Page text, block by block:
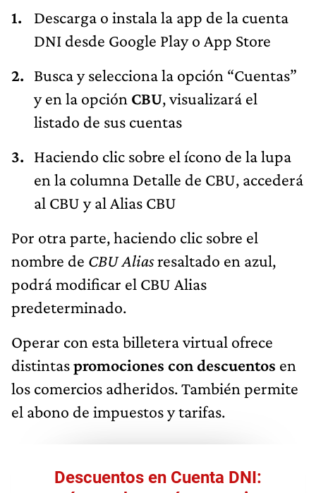
Descarga o instala la app de la cuenta
DNI desde Google Play o App Store
Busca y selecciona la opción “Cuentas”
y en la opción CBU, visualizará el
listado de sus cuentas
Haciendo clic sobre el ícono de la lupa
en la columna Detalle de CBU, accederá
al CBU y al Alias CBU
Por otra parte, haciendo clic sobre el
nombre de CBU Aliasresaltado en azul,
podrá modificar el CBU Alias
predeterminado.
Operar con esta billetera virtual ofrece
distintaspromociones con descuentos en
los comercios adheridos. También permite
el abono de impuestos y tarifas.
Descuentos en Cuenta DNI: